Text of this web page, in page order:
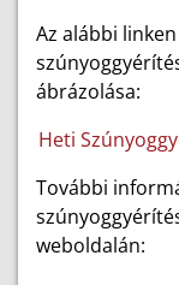
Az alábbi
ábrázolása:
Heti
További
weboldalán: